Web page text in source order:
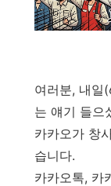
여러분, 내일
는 얘기 들으
카카오가 창
습니다.
카카오톡, 카